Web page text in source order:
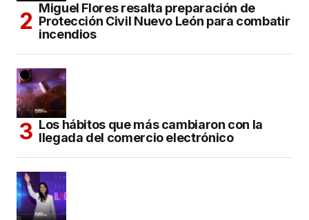
Miguel Flores resalta preparación de
Protección Civil Nuevo León para combatir
incendios
Los hábitos que más cambiaron con la
llegada del comercio electrónico